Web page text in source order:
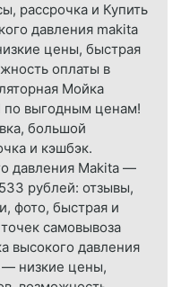
рассрочка и Купить
давления makita
цены, быстрая
оплаты в
Мойка
по выгодным ценам!
большой
и кэшбэк.
давления Makita —
рублей: отзывы,
фото, быстрая и
самовывоза
высокого давления
низкие цены,